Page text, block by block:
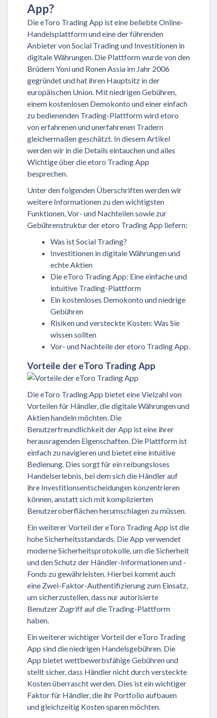
App?
Die eToro Trading App ist eine beliebte Online-
Handelsplattform und eine der führenden
Anbieter von Social Trading und Investitionen in
digitale Währungen. Die Plattform wurde von den
Brüdern Yoni und Ronen Assia im Jahr 2006
gegründet und hat ihren Hauptsitz in der
europäischen Union. Mit niedrigen Gebühren,
einem kostenlosen Demokonto und einer einfach
zu bedienenden Trading-Plattform wird etoro
von erfahrenen und unerfahrenen Tradern
gleichermaßen geschätzt. In diesem Artikel
werden wir in die Details eintauchen und alles
Wichtige über die etoro Trading App
besprechen.
Unter den folgenden Überschriften werden wir
weitere Informationen zu den wichtigsten
Funktionen, Vor- und Nachteilen sowie zur
Gebührenstruktur der etoro Trading App liefern:
Was ist Social Trading?
Investitionen in digitale Währungen und
echte Aktien
Die eToro Trading App: Eine einfache und
intuitive Trading-Plattform
Ein kostenloses Demokonto und niedrige
Gebühren
Risiken und versteckte Kosten: Was Sie
wissen sollten
Vor- und Nachteile der etoro Trading App.
Vorteile der eToro Trading App
Die eToro Trading App bietet eine Vielzahl von
Vorteilen für Händler, die digitale Währungen und
Aktien handeln möchten. Die
Benutzerfreundlichkeit der App ist eine ihrer
herausragenden Eigenschaften. Die Plattform ist
einfach zu navigieren und bietet eine intuitive
Bedienung. Dies sorgt für ein reibungsloses
Handelserlebnis, bei dem sich die Händler auf
ihre Investitionsentscheidungen konzentrieren
können, anstatt sich mit komplizierten
Benutzeroberflächen herumschlagen zu müssen.
Ein weiterer Vorteil der eToro Trading App ist die
hohe Sicherheitsstandards. Die App verwendet
moderne Sicherheitsprotokolle, um die Sicherheit
und den Schutz der Händler-Informationen und -
Fonds zu gewährleisten. Hierbei kommt auch
eine Zwei-Faktor-Authentifizierung zum Einsatz,
um sicherzustellen, dass nur autorisierte
Benutzer Zugriff auf die Trading-Plattform
haben.
Ein weiterer wichtiger Vorteil der eToro Trading
App sind die niedrigen Handelsgebühren. Die
App bietet wettbewerbsfähige Gebühren und
stellt sicher, dass Händler nicht durch versteckte
Kosten überrascht werden. Dies ist ein wichtiger
Faktor für Händler, die ihr Portfolio aufbauen
und gleichzeitig Kosten sparen möchten.